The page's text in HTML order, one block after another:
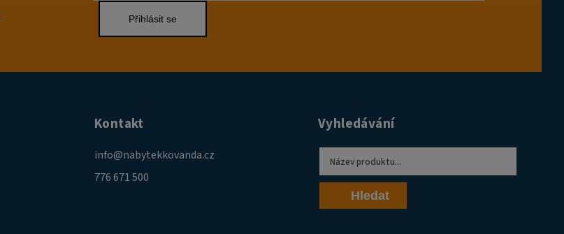
Přihlásit se
Kontakt
info@nabytekkovanda.cz
776 671 500
Vyhledávání
Hledat